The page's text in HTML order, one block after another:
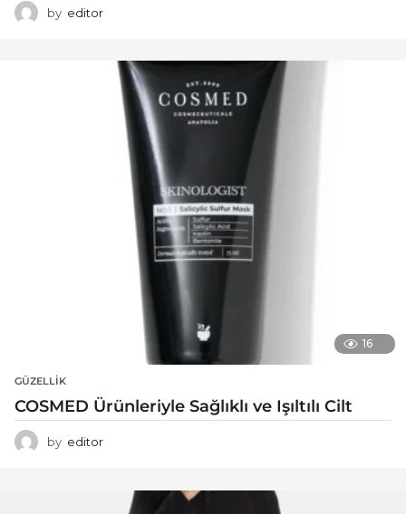
by editor
16
GÜZELLIK
COSMED Ürünleriyle Sağlıklı ve Işıltılı Cilt
by editor